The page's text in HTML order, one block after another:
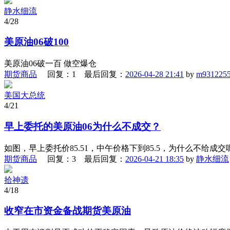
静水细流
4/28
美原油06破100
美原油06破一百 做空爆仓
期货商品 回复：1 最后回复： 2026-04-28 21:41 by
美国大总统
4/21
早上委托的美原油06为什么不成交？
如图，早上委托价85.51，中午价格下到85.5，为什么不给成交
期货商品 回复：3 最后回复： 2026-04-21 18:35 by 静水细流
拾神遗
4/18
收窄在市资金备战期货美原油